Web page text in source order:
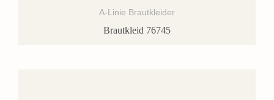
A-Linie Brautkleider
Brautkleid 76745